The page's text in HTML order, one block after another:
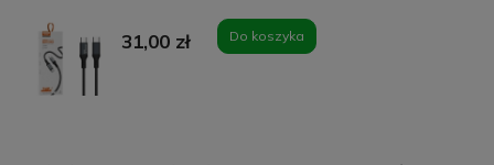
31,00 zł Do koszyka